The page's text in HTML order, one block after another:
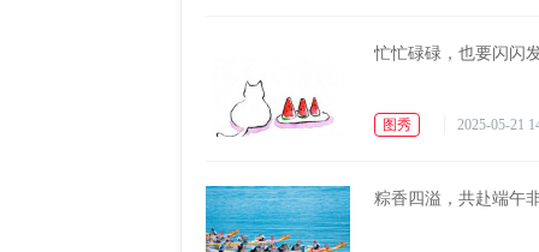
忙忙碌碌，也要闪闪
图秀 2025-05-21
粽香四溢，共赴端午